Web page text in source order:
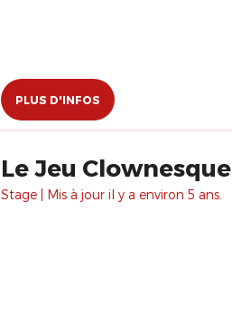
PLUS D'INFOS
Le Jeu Clownesque
Stage | Mis à jour il y a environ 5 ans.